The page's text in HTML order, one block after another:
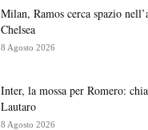
Milan, Ramos cerca spazio
Chelsea
8 Agosto 2026
Inter, la mossa per Romero:
Lautaro
8 Agosto 2026